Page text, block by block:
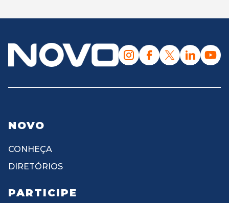
NOVO
CONHEÇA
DIRETÓRIOS
PARTICIPE